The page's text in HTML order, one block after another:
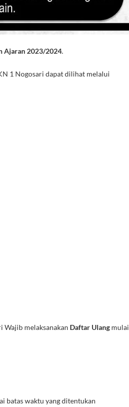
Ajaran 2023/2024.
1 Nogosari dapat dilihat melalui
Wajib melaksanakan Daftar Ulang mulai
batas waktu yang ditentukan